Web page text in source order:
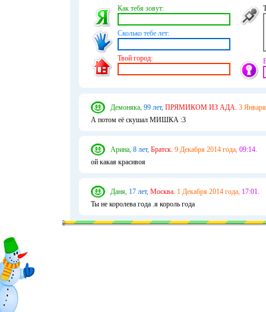
Как тебя зовут:
Сколько тебе лет:
Твой город:
Демоняка, 99 лет, ПРЯМИКОМ ИЗ АДА. 3
А потом её скушал МИШКА :3
Арина, 8 лет, Братск. 9 Декабря 2014 года, 09:14.
ой какая красивоя
Даня, 17 лет, Москва. 1 Декабря 2014 года, 17:01.
Ты не королева года .я король года